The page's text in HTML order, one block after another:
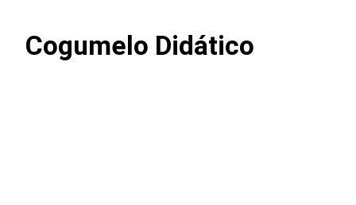
Cogumelo Didático